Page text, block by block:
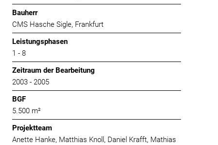
Bauherr
CMS Hasche Sigle, Frankfurt
Leistungsphasen
1 - 8
Zeitraum der Bearbeitung
2003 - 2005
BGF
5.500 m²
Projektteam
Anette Hanke, Matthias Knoll, Daniel Krafft, Mathias